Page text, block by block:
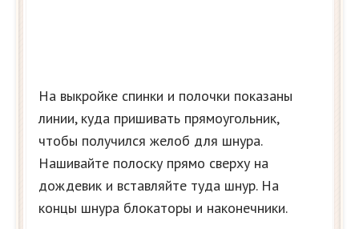
На выкройке спинки и полочки показаны
линии, куда пришивать прямоугольник,
чтобы получился желоб для шнура.
Нашивайте полоску прямо сверху на
дождевик и вставляйте туда шнур. На
концы шнура блокаторы и наконечники.